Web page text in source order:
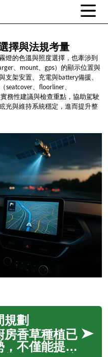
擇與法規考量
燈的色溫與照度選擇，也牽涉到
、mount、gps）的顯示位置與
架安置、充電與battery備援、
、floorliner、
務性建議與檢查重點，協助駕駛
光與維持系統穩定，進而提升整
規劃
房香草種植已
，不僅能提供